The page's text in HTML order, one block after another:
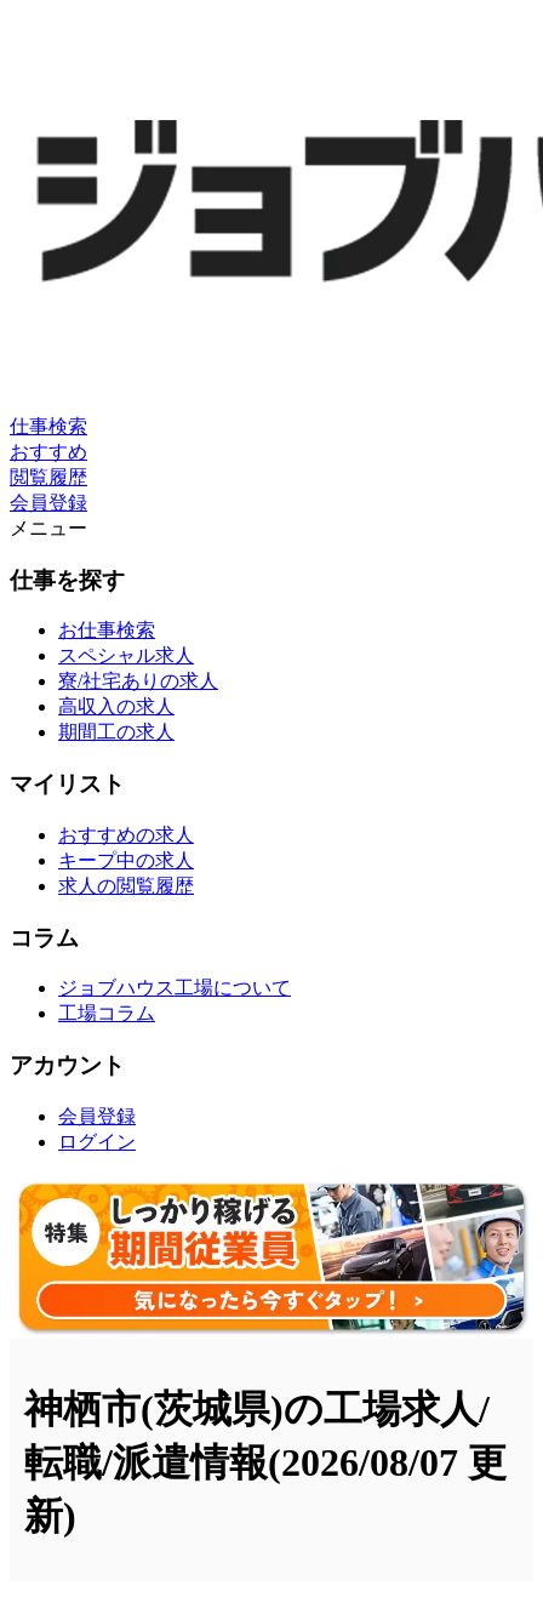
仕事検索
おすすめ
閲覧履歴
会員登録
メニュー
仕事を探す
お仕事検索
スペシャル求人
寮/社宅ありの求人
高収入の求人
期間工の求人
マイリスト
おすすめの求人
キープ中の求人
求人の閲覧履歴
コラム
ジョブハウス工場について
工場コラム
アカウント
会員登録
ログイン
神栖市(茨城県)の工場求人/
転職/派遣情報(2026/08/07 更
新)